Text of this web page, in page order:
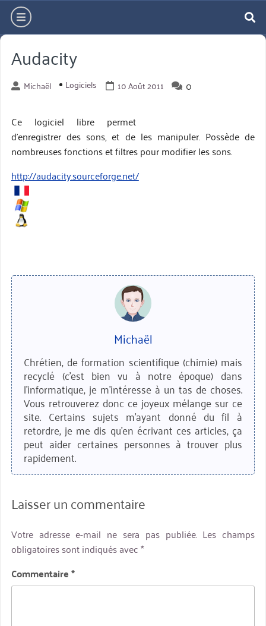
Aller
directement
au
contenu
hamburger
Audacity
Michaël Logiciels 10 Août 2011 0
Ce logiciel libre permet
d’enregistrer des sons, et de les manipuler. Possède de
nombreuses fonctions et filtres pour modifier les sons.
http://audacity.sourceforge.net/
Michaël
Chrétien, de formation scientifique (chimie) mais
recyclé (c'est bien vu à notre époque) dans
l'informatique, je m'intéresse à un tas de choses.
Vous retrouverez donc ce joyeux mélange sur ce
site. Certains sujets m'ayant donné du fil à
retordre, je me dis qu'en écrivant ces articles, ça
peut aider certaines personnes à trouver plus
rapidement.
Laisser un commentaire
Votre adresse e-mail ne sera pas publiée. Les champs
obligatoires sont indiqués avec*
Commentaire*